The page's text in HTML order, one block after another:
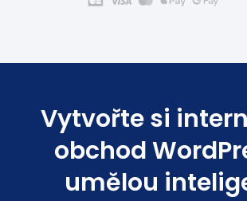
Vytvořte si
obchod
umělou